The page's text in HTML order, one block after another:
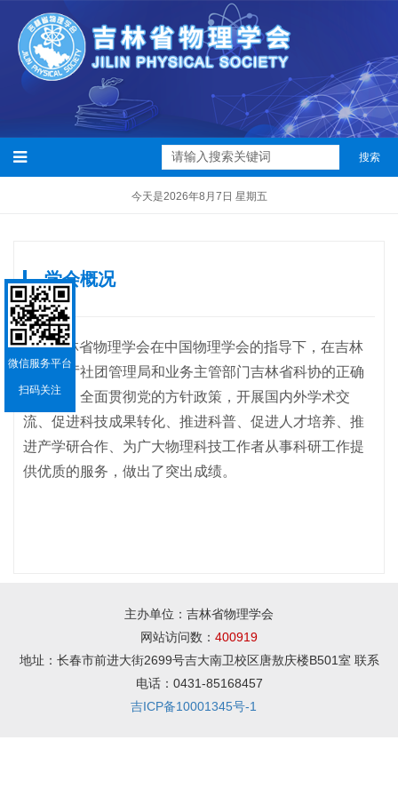
搜索
今天是2026年8月7日 星期五
学会概况
吉林省物理学会在中国物理学会的指导下，在吉林
省民政厅社团管理局和业务主管部门吉林省科协的正确
领导下， 全面贯彻党的方针政策， 开展国内外学术交
流、促进科技成果转化、推进科普、促进人才培养、 推
进产学研合作、为广大物理科技工作者从事科研工作提
供优质的服务， 做出了突出成绩。
主办单位：吉林省物理学会
网站访问数： 400919
地址：长春市前进大街2699号吉大南卫校区唐敖庆楼B501室 联系
电话：0431-85168457
吉ICP备10001345号-1
微信服务平台
扫码关注